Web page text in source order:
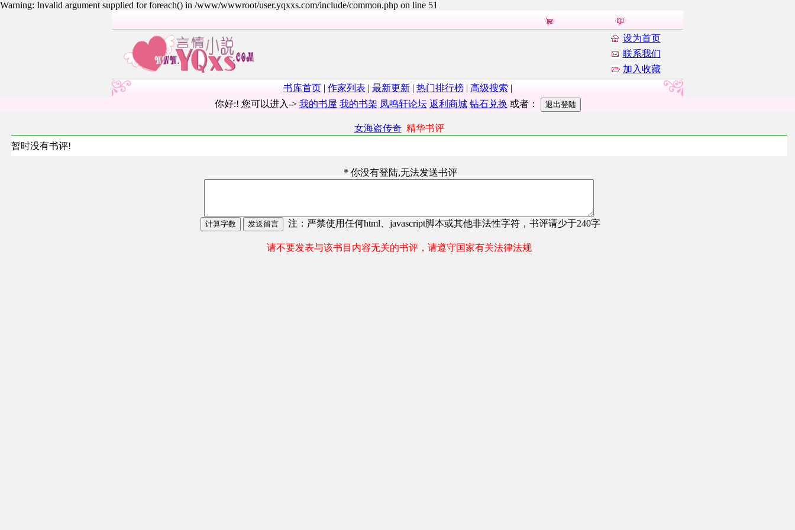
Warning: Invalid argument supplied for foreach() in /www/wwwroot/user.yqxxs.com/include/common.php on line 51
设为首页
联系我们
加入收藏
书库首页| 作家列表 | 最新更新| 热门排行榜| 高级搜索 |
你好:! 您可以进入-> 我的书屋 我的书架 凤鸣轩论坛 返利商城 钻石兑换 或者：
女海盗传奇精华书评
暂时没有书评!
* 你没有登陆,无法发送书评
注：严禁使用任何html、javascript脚本或其他非法性字符，书评请少于240字
请不要发表与该书目内容无关的书评，请遵守国家有关法律法规